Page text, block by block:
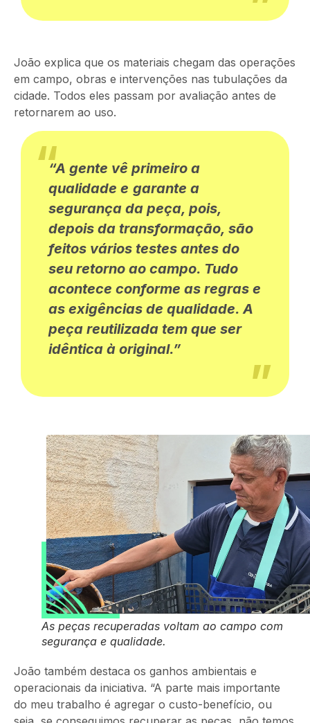
João explica que os materiais chegam das operações
em campo, obras e intervenções nas tubulações da
cidade. Todos eles passam por avaliação antes de
retornarem ao uso.
“A gente vê primeiro a
qualidade e garante a
segurança da peça, pois,
depois da transformação, são
feitos vários testes antes do
seu retorno ao campo. Tudo
acontece conforme as regras e
as exigências de qualidade. A
peça reutilizada tem que ser
idêntica à original.”
As peças recuperadas voltam ao campo com
segurança e qualidade.
João também destaca os ganhos ambientais e
operacionais da iniciativa. “A parte mais importante
do meu trabalho é agregar o custo-benefício, ou